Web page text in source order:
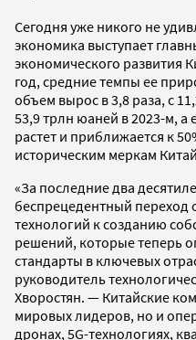
Сегодня уже никого не
экономика выступает
экономического развития
год, средние темпы ее
объем вырос в 3,8 раза, с
53,9 трлн юаней в 2023-м, а
растет и приближается к
историческим меркам
«За последние два
беспрецедентный переход
технологий к созданию
решений, которые теперь
стандарты в ключевых
руководитель
Хворостян. — Китайские
мировых лидеров, но и
дронах, 5G-технологиях,